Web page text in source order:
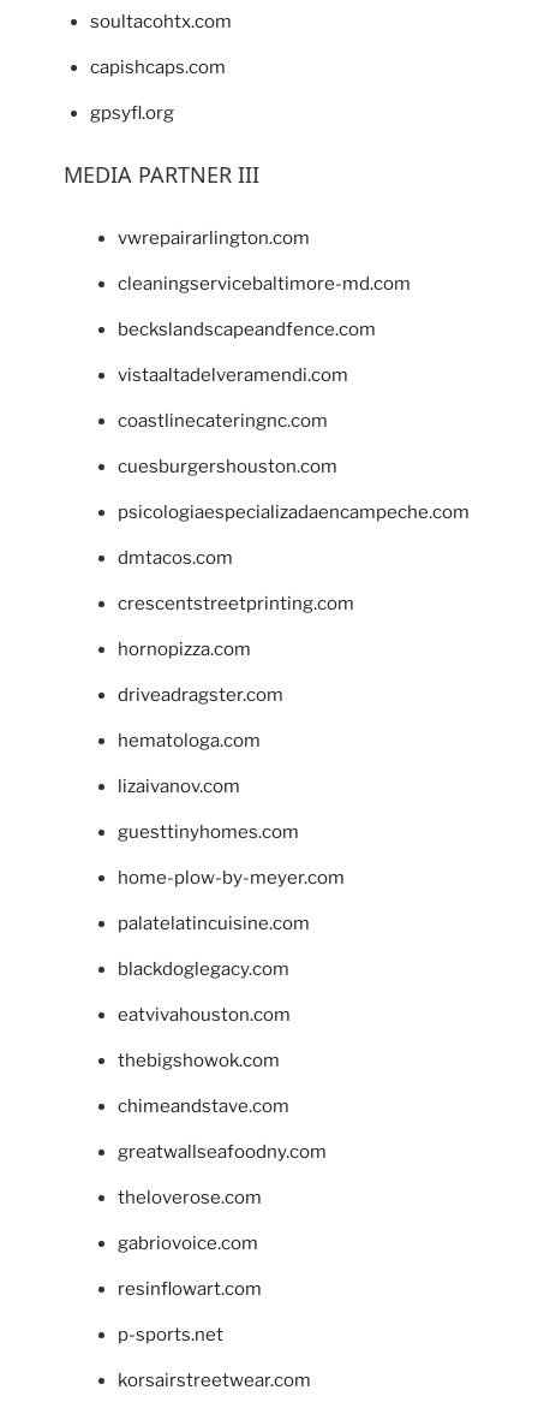
soultacohtx.com
capishcaps.com
gpsyfl.org
MEDIA PARTNER III
vwrepairarlington.com
cleaningservicebaltimore-md.com
beckslandscapeandfence.com
vistaaltadelveramendi.com
coastlinecateringnc.com
cuesburgershouston.com
psicologiaespecializadaencampeche.com
dmtacos.com
crescentstreetprinting.com
hornopizza.com
driveadragster.com
hematologa.com
lizaivanov.com
guesttinyhomes.com
home-plow-by-meyer.com
palatelatincuisine.com
blackdoglegacy.com
eatvivahouston.com
thebigshowok.com
chimeandstave.com
greatwallseafoodny.com
theloverose.com
gabriovoice.com
resinflowart.com
p-sports.net
korsairstreetwear.com